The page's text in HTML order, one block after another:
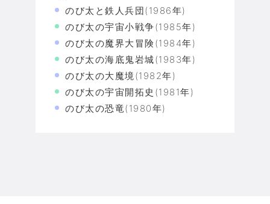
のび太と鉄人兵団(1986年)
のび太の宇宙小戦争(1985年)
のび太の魔界大冒険(1984年)
のび太の海底鬼岩城(1983年)
のび太の大魔境(1982年)
のび太の宇宙開拓史(1981年)
のび太の恐竜(1980年)